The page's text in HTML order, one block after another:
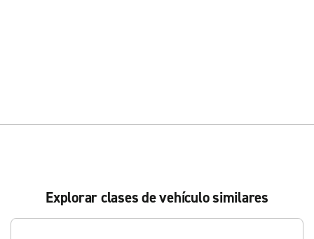
Explorar clases de vehículo similares